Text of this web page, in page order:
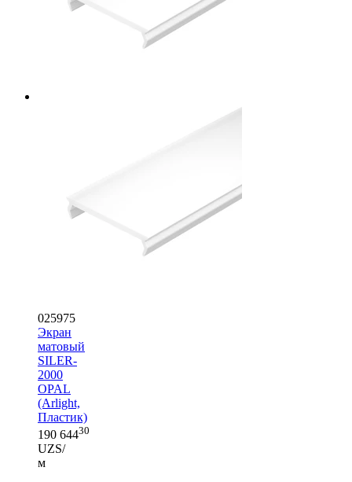
025975
Экран
матовый
SILER-
2000
OPAL
(Arlight,
Пластик)
190 64430
UZS/
м